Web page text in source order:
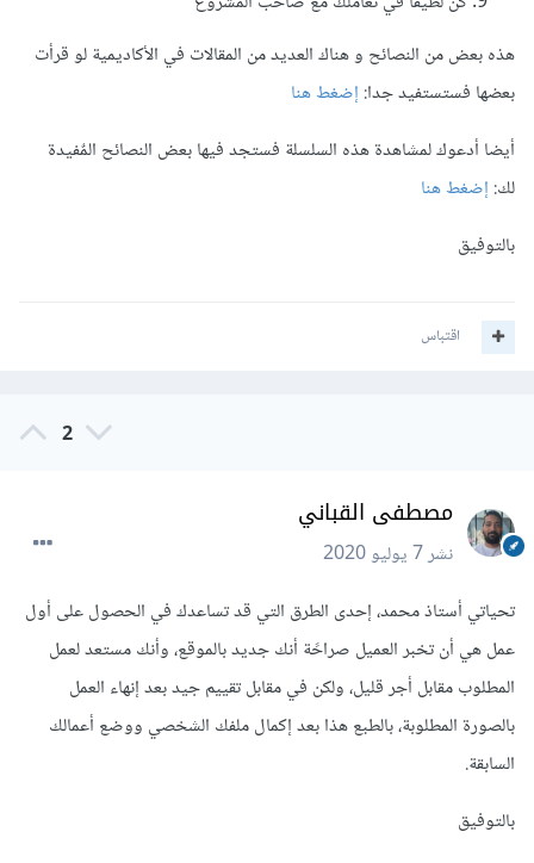
هذه بعض من النصائح و هناك العديد من المقالات في الأكاديمية لو قرأت
بعضها فستستفيد جدا: إضغط هنا
أيضا أدعوك لمشاهدة هذه السلسلة فستجد فيها بعض النصائح المٌفيدة
لك: إضغط هنا
بالتوفيق
اقتباس
2
مصطفى القباني
نشر7 يوليو 2020
تحياتي أستاذ محمد، إحدى الطرق التي قد تساعدك في الحصول على أول
عمل هي أن تخبر العميل صراحًة أنك جديد بالموقع، وأنك مستعد لعمل
المطلوب مقابل أجر قليل، ولكن في مقابل تقييم جيد بعد إنهاء العمل
بالصورة المطلوبة، بالطبع هذا بعد إكمال ملفك الشخصي ووضع أعمالك
السابقة.
بالتوفيق